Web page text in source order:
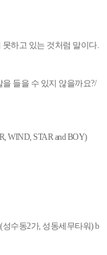
하고 있는 것처럼 말이다.
들을 수 있지 않을까요?/
WIND, STAR and BOY)
성수동2가, 성동세무타워) b